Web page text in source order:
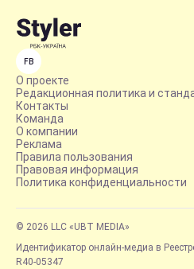
FB
О проекте
Редакционная политика и
Контакты
Команда
О компании
Реклама
Правила пользования
Правовая информация
Политика конфиденциальности
© 2026 LLC «UBT MEDIA»
Идентификатор онлайн-медиа в
R40-05347